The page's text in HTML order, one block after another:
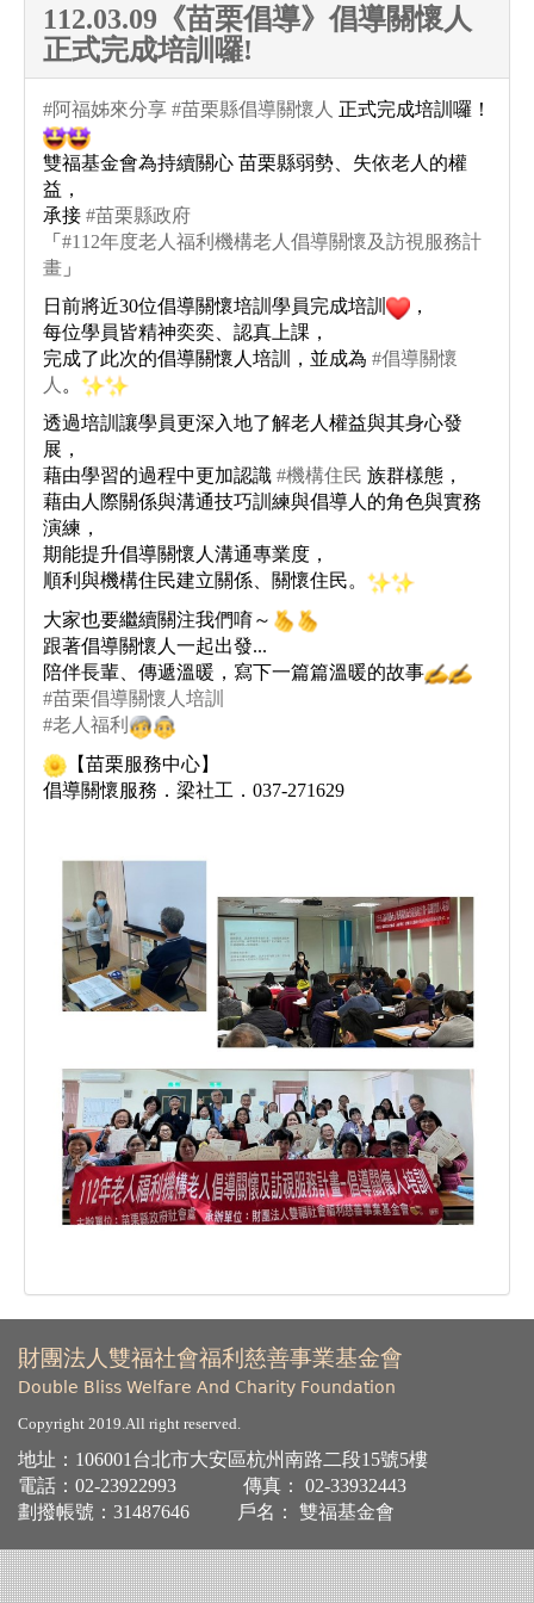
112.03.09《苗栗倡導》倡導關懷人
正式完成培訓囉!
#阿福姊來分享 #苗栗縣倡導關懷人 正式完成培訓囉！
雙福基金會為持續關心 苗栗縣弱勢、失依老人的權
益，
承接 #苗栗縣政府
「 #112年度老人福利機構老人倡導關懷及訪視服務計
畫 」
日前將近30位倡導關懷培訓學員完成培訓
，
每位學員皆精神奕奕、認真上課，
完成了此次的倡導關懷人培訓，並成為 #倡導關懷
人 。
透過培訓讓學員更深入地了解老人權益與其身心發
展，
藉由學習的過程中更加認識 #機構住民 族群樣態，
藉由人際關係與溝通技巧訓練與倡導人的角色與實務
演練，
期能提升倡導關懷人溝通專業度，
順利與機構住民建立關係、關懷住民。
大家也要繼續關注我們唷～
跟著倡導關懷人一起出發...
陪伴長輩、傳遞溫暖，寫下一篇篇溫暖的故事
#苗栗倡導關懷人培訓
#老人福利
【苗栗服務中心】
倡導關懷服務．梁社工．037-271629
財團法人雙福社會福利慈善事業基金會
Double Bliss Welfare And Charity Foundation
Copyright 2019.All right reserved.
地址：106001台北市大安區杭州南路二段15號5樓
電話： 02-23922993 傳真： 02-33932443
劃撥帳號：31487646 戶名： 雙福基金會